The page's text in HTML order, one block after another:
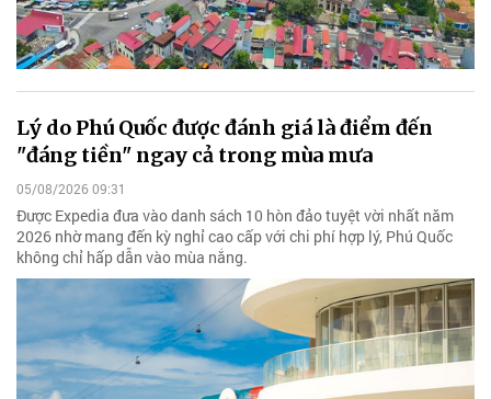
Lý do Phú Quốc được đánh giá là điểm đến
"đáng tiền" ngay cả trong mùa mưa
05/08/2026 09:31
Được Expedia đưa vào danh sách 10 hòn đảo tuyệt vời nhất năm
2026 nhờ mang đến kỳ nghỉ cao cấp với chi phí hợp lý, Phú Quốc
không chỉ hấp dẫn vào mùa nắng.